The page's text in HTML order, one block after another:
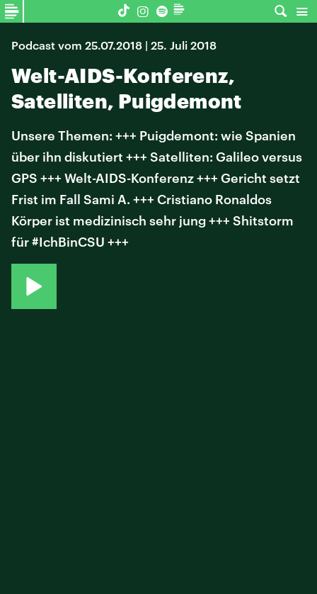
Podcast vom 25.07.2018 | 25. Juli 2018
Welt-AIDS-Konferenz,
Satelliten, Puigdemont
Unsere Themen: +++ Puigdemont: wie Spanien
über ihn diskutiert +++ Satelliten: Galileo versus
GPS +++ Welt-AIDS-Konferenz +++ Gericht setzt
Frist im Fall Sami A. +++ Cristiano Ronaldos
Körper ist medizinisch sehr jung +++ Shitstorm
für #IchBinCSU +++